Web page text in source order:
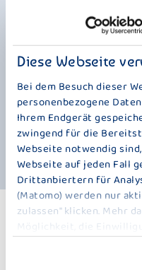
Diese Webseite
Bei dem Besuch dieser
personenbezogene
Ihrem Endgerät
zwingend für die
Webseite notwendig
Webseite auf jeden Fall
Drittanbiertern für
(Matomo) werden nur
zulassen" klicken. Mehr
Möglichkeit, die
erfahren Sie in unserer
aromatischen Geschmack der
Mit ihrer ausgewogenen
Frische sorgt die Kirsche für
Geschmackserlebnis. Jeder
man von Bauer erwartet, ohne
Natürlich verzichten wir dabei
Ob als Frühstück, kleine
Bauer Weniger Zucker
Konsistenz und leckerem